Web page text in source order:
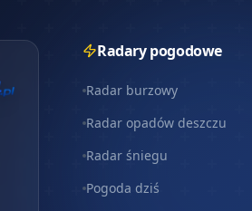
Radary pogodowe
Radar burzowy
Radar opadów deszczu
Radar śniegu
Pogoda dziś